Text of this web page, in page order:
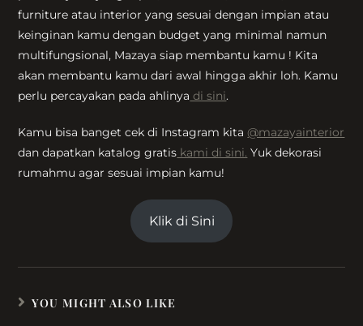
furniture atau interior yang sesuai dengan impian atau
keinginan kamu dengan budget yang minimal namun
multifungsional, Mazaya siap membantu kamu ! Kita
akan membantu kamu dari awal hingga akhir loh. Kamu
perlu percayakan pada ahlinya di sini.
Kamu bisa banget cek di Instagram kita @mazayainterior
dan dapatkan katalog gratis kami di sini. Yuk dekorasi
rumahmu agar sesuai impian kamu!
Klik di Sini
YOU MIGHT ALSO LIKE